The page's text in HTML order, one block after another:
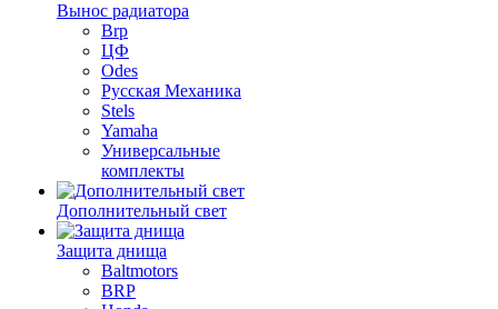
Вынос радиатора
Brp
ЦФ
Odes
Русская Механика
Stels
Yamaha
Универсальные
комплекты
Дополнительный свет
Защита днища
Baltmotors
BRP